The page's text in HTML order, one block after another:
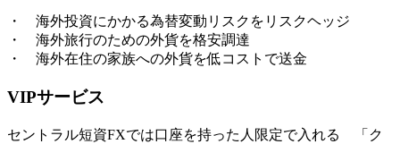
・ 海外投資にかかる為替変動リスクをリスクヘッジ
・ 海外旅行のための外貨を格安調達
・ 海外在住の家族への外貨を低コストで送金
VIPサービス
セントラル短資FXでは口座を持った人限定で入れる 「ク